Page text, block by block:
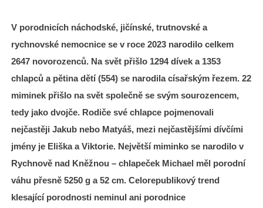
V porodnicích náchodské, jičínské, trutnovské a
rychnovské nemocnice se v roce 2023 narodilo celkem
2647 novorozenců. Na svět přišlo 1294 dívek a 1353
chlapců a pětina dětí (554) se narodila císařským řezem. 22
miminek přišlo na svět společně se svým sourozencem,
tedy jako dvojče. Rodiče své chlapce pojmenovali
nejčastěji Jakub nebo Matyáš, mezi nejčastějšími dívčími
jmény je Eliška a Viktorie. Největší miminko se narodilo v
Rychnově nad Kněžnou – chlapeček Michael měl porodní
váhu přesně 5250 g a 52 cm. Celorepublikový trend
klesající porodnosti neminul ani porodnice